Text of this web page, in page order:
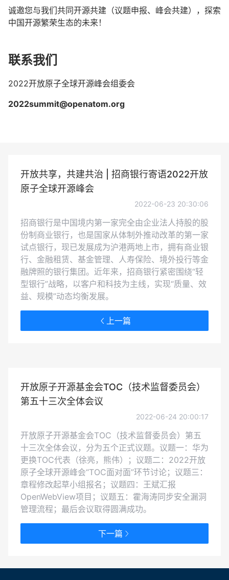
诚邀您与我们共同开源共建（议题申报、峰会共建），探索
中国开源繁荣生态的未来！
联系我们
2022开放原子全球开源峰会组委会
2022summit@openatom.org
开放共享，共建共治 | 招商银行寄语2022开放
原子全球开源峰会
2022-06-23 20:30:06
招商银行是中国境内第一家完全由企业法人持股的股
份制商业银行，也是国家从体制外推动改革的第一家
试点银行，现已发展成为沪港两地上市，拥有商业银
行、金融租赁、基金管理、人寿保险、境外投行等金
融牌照的银行集团。近年来，招商银行紧密围绕“轻
型银行”战略，以客户和科技为主线，实现“质量、效
益、规模”动态均衡发展。
上一篇
开放原子开源基金会TOC（技术监督委员会）
第五十三次全体会议
2022-06-24 20:00:17
开放原子开源基金会TOC（技术监督委员会）第五
十三次全体会议，分为五个正式议题。议题一：华为
更换TOC代表（徐亮，熊伟）；议题二：2022开放
原子全球开源峰会“TOC面对面”环节讨论；议题三：
章程修改起草小组报名；议题四：王斌汇报
OpenWebView项目；议题五：霍海涛同步安全漏洞
管理流程；最后会议取得圆满成功。
下一篇